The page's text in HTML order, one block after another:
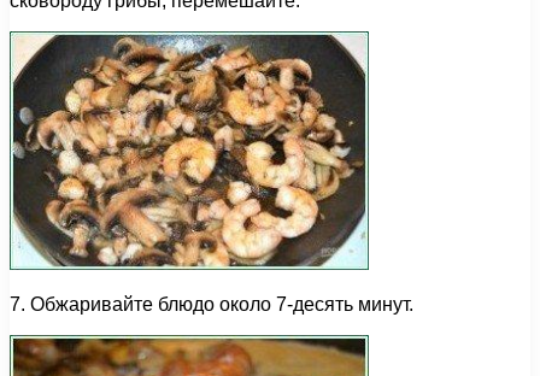
7. Обжаривайте блюдо около 7-десять минут.